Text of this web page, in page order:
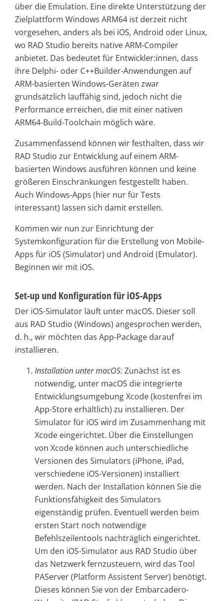
über die Emulation. Eine direkte Unterstützung der
Zielplattform Windows ARM64 ist derzeit nicht
vorgesehen, anders als bei iOS, Android oder Linux,
wo RAD Studio bereits native ARM-Compiler
anbietet. Das bedeutet für Entwickler:innen, dass
ihre Delphi- oder C++Builder-Anwendungen auf
ARM-basierten Windows-Geräten zwar
grundsätzlich lauffähig sind, jedoch nicht die
Performance erreichen, die mit einer nativen
ARM64-Build-Toolchain möglich wäre.
Zusammenfassend können wir festhalten, dass wir
RAD Studio zur Entwicklung auf einem ARM-
basierten Windows ausführen können und keine
größeren Einschränkungen festgestellt haben.
Auch Windows-Apps (hier nur für Tests
interessant) lassen sich damit erstellen.
Kommen wir nun zur Einrichtung der
Systemkonfiguration für die Erstellung von Mobile-
Apps für iOS (Simulator) und Android (Emulator).
Beginnen wir mit iOS.
Set-up und Konfiguration für iOS-Apps
Der iOS-Simulator läuft unter macOS. Dieser soll
aus RAD Studio (Windows) angesprochen werden,
d. h., wir möchten das App-Package darauf
installieren.
Installation unter macOS:Zunächst ist es
notwendig, unter macOS die integrierte
Entwicklungsumgebung Xcode (kostenfrei im
App-Store erhältlich) zu installieren. Der
Simulator für iOS wird im Zusammenhang mit
Xcode eingerichtet. Über die Einstellungen
von Xcode können auch unterschiedliche
Versionen des Simulators (iPhone, iPad,
verschiedene iOS-Versionen) installiert
werden. Nach der Installation können Sie die
Funktionsfähigkeit des Simulators
eigenständig prüfen. Eventuell werden beim
ersten Start noch notwendige
Befehlszeilentools nachträglich eingerichtet.
Um den iOS-Simulator aus RAD Studio über
das Netzwerk fernzusteuern, wird das Tool
PAServer (Platform Assistent Server) benötigt.
Dieses können Sie von der Embarcadero-